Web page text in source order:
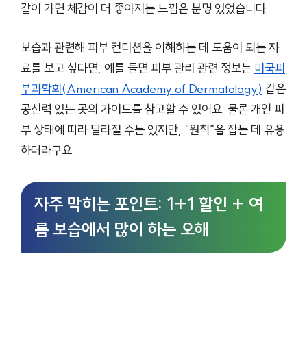
같이 가면 체감이 더 좋아지는 느낌은 분명 있었습니다.
보습과 관련해 피부 컨디션을 이해하는 데 도움이 되는 자
료를 보고 싶다면, 예를 들면 피부 관리 관련 정보는 미국피
부과학회(American Academy of Dermatology) 같은
공신력 있는 곳의 가이드를 참고할 수 있어요. 물론 개인 피
부 상태에 따라 달라질 수는 있지만, “원칙”을 잡는 데 유용
하더라구요.
자주 막히는 포인트: 1+1 할인 + 여
름 보습에서 많이 하는 오해